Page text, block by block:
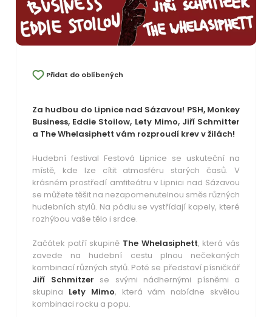
Přidat do oblíbených
Za hudbou do Lipnice nad Sázavou! PSH, Monkey
Business, Eddie Stoilow, Lety Mimo, Jiří Schmitter
a The Whelasiphett vám rozproudí krev v žilách!
Hudební festival Festová Lipnice se uskuteční na
místě, kde lze cítit atmosféru starých časů. V
krásném prostředí amfiteátru v Lipnici nad Sázavou
se můžete těšit na nezapomenutelnou směs různých
hudebních stylů. Na pódiu se vystřídají kapely, které
rozhýbou vaše tělo i srdce.
Začátek patří skupině The Whelasiphett, která vás
zavede na hudební cestu plnou nečekaných
kombinací různých stylů. Poté se představí písničkář
Jiří Schmitzer se svými nádhernými písněmi a
skupina Lety Mimo, která vám nabídne skvělou
kombinaci rocku a popu.